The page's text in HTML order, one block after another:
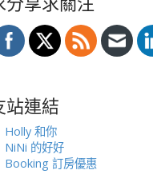
站連結
Holly 和你
NiNi 的好好
Booking 訂房優惠